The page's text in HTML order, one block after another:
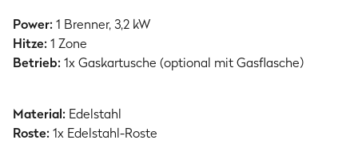
Power: 1 Brenner, 3,2 kW
Hitze: 1 Zone
Betrieb: 1x Gaskartusche (optional mit Gasflasche)
Material: Edelstahl
Roste: 1x Edelstahl-Roste